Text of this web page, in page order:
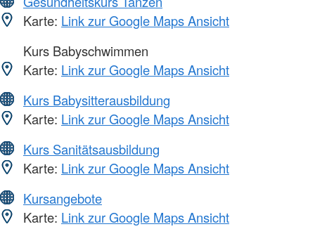
Karte: Link zur Google Maps Ansicht
Kurs Babyschwimmen
Karte: Link zur Google Maps Ansicht
Kurs Babysitterausbildung
Karte: Link zur Google Maps Ansicht
Kurs Sanitätsausbildung
Karte: Link zur Google Maps Ansicht
Kursangebote
Karte: Link zur Google Maps Ansicht